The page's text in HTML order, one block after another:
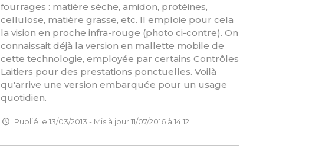
fourrages : matière sèche, amidon, protéines,
cellulose, matière grasse, etc. Il emploie pour cela
la vision en proche infra-rouge (photo ci-contre). On
connaissait déjà la version en mallette mobile de
cette technologie, employée par certains Contrôles
Laitiers pour des prestations ponctuelles. Voilà
qu'arrive une version embarquée pour un usage
quotidien.
Publié le 13/03/2013 - Mis à jour 11/07/2016 à 14:12